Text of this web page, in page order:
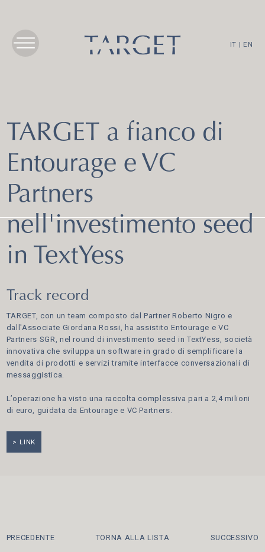
IT | EN
TARGET a fianco di
Entourage e VC
Partners
nell'investimento seed
in TextYess
Track record
TARGET, con un team composto dal Partner Roberto Nigro e
dall'Associate Giordana Rossi, ha assistito Entourage e VC
Partners SGR, nel round di investimento seed in TextYess, società
innovativa che sviluppa un software in grado di semplificare la
vendita di prodotti e servizi tramite interfacce conversazionali di
messaggistica.
L’operazione ha visto una raccolta complessiva pari a 2,4 milioni
di euro, guidata da Entourage e VC Partners.
LINK
PRECEDENTE TORNA ALLA LISTA SUCCESSIVO